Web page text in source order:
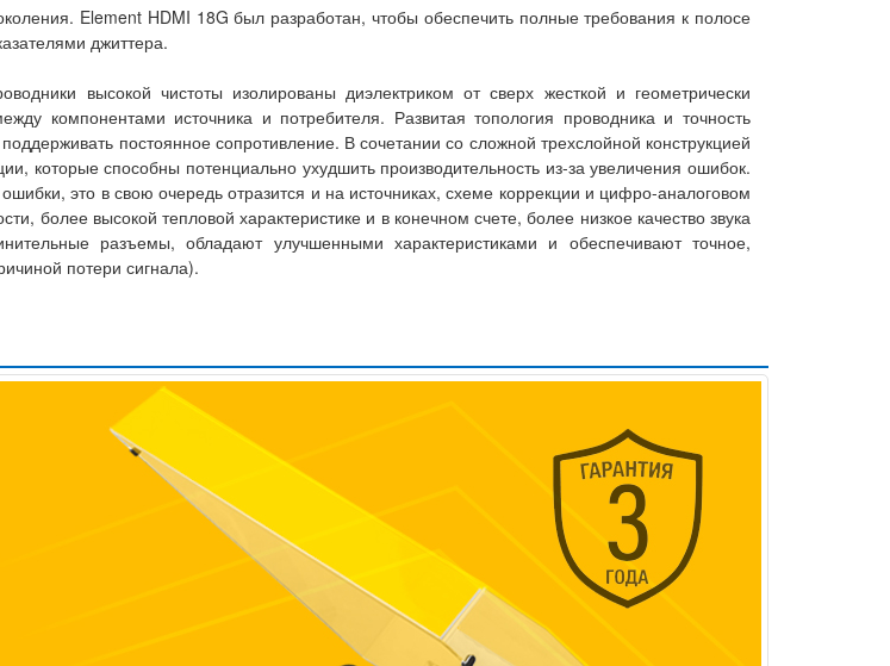
Element HDMI 18G был разработан, чтобы обеспечить полные требования к полосе
джиттера.
высокой чистоты изолированы диэлектриком от сверх жесткой и геометрически
компонентами источника и потребителя. Развитая топология проводника и точность
постоянное сопротивление. В сочетании со сложной трехслойной конструкцией
которые способны потенциально ухудшить производительность из-за увеличения ошибок.
это в свою очередь отразится и на источниках, схеме коррекции и цифро-аналоговом
более высокой тепловой характеристике и в конечном счете, более низкое качество звука
разъемы, обладают улучшенными характеристиками и обеспечивают точное,
потери сигнала).